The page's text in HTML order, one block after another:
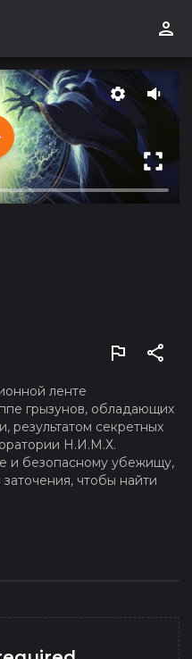
ленте
грызунов, обладающих
результатом секретных
Н.И.М.Х.
и безопасному убежищу,
чтобы найти